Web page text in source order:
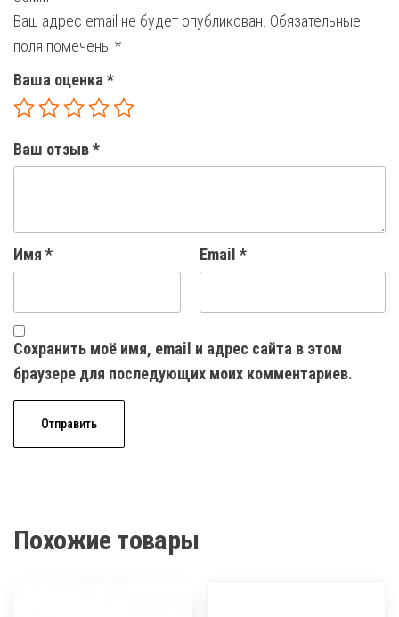
Ваш адрес email не будет опубликован. Обязательные
поля помечены *
Ваша оценка *
Ваш отзыв*
Имя * Email *
Сохранить моё имя, email и адрес сайта в этом
браузере для последующих моих комментариев.
Похожие товары